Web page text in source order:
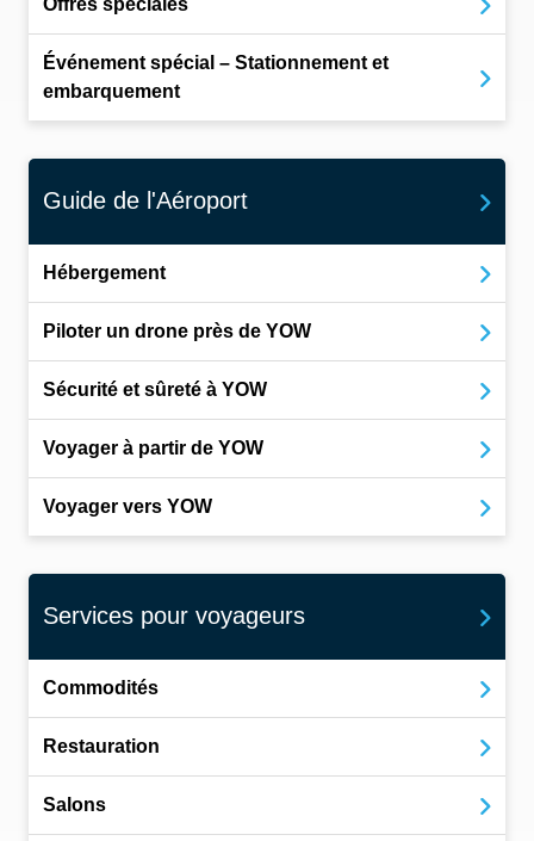
Événement spécial – Stationnement et
embarquement
Guide de l'Aéroport
Hébergement
Piloter un drone près de YOW
Sécurité et sûreté à YOW
Voyager à partir de YOW
Voyager vers YOW
Services pour voyageurs
Commodités
Restauration
Salons